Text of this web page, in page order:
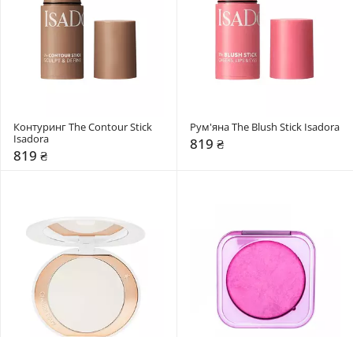
Контуринг The Contour Stick
Isadora
819 ₴
Рум'яна The Blush Stick Isadora
819 ₴